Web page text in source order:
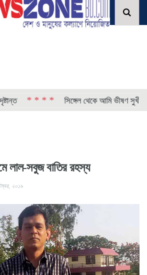
* * * * সিঙ্গেল থেকে আমি ভীষণ সুখী আমিশা
লাল-সবুজ বাতির রহস্য
২০১৯